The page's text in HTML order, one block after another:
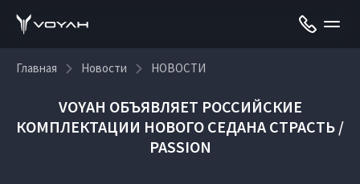
Главная Новости НОВОСТИ
VOYAH ОБЪЯВЛЯЕТ РОССИЙСКИЕ
КОМПЛЕКТАЦИИ НОВОГО СЕДАНА СТРАСТЬ /
PASSION